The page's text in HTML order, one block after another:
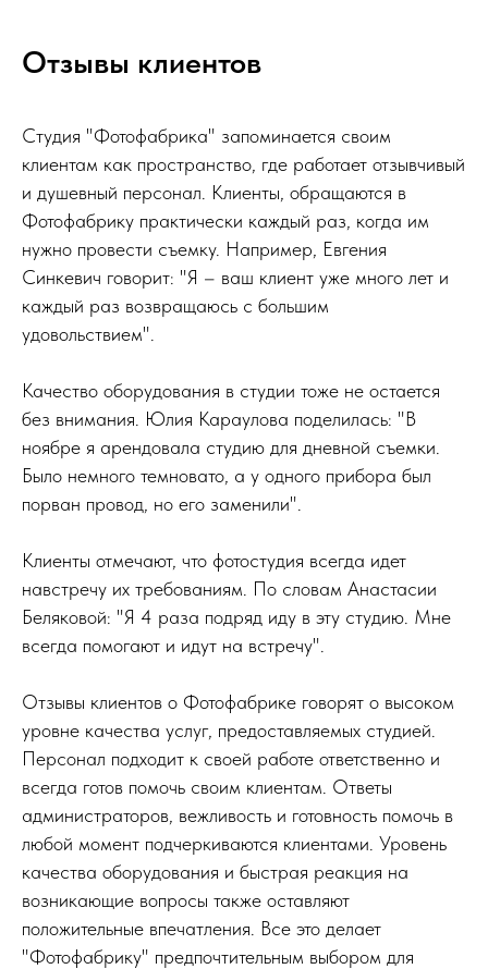
Отзывы клиентов
Студия "Фотофабрика" запоминается своим
клиентам как пространство, где работает отзывчивый
и душевный персонал. Клиенты, обращаются в
Фотофабрику практически каждый раз, когда им
нужно провести съемку. Например, Евгения
Синкевич говорит: "Я – ваш клиент уже много лет и
каждый раз возвращаюсь с большим
удовольствием".
Качество оборудования в студии тоже не остается
без внимания. Юлия Караулова поделилась: "В
ноябре я арендовала студию для дневной съемки.
Было немного темновато, а у одного прибора был
порван провод, но его заменили".
Клиенты отмечают, что фотостудия всегда идет
навстречу их требованиям. По словам Анастасии
Беляковой: "Я 4 раза подряд иду в эту студию. Мне
всегда помогают и идут на встречу".
Отзывы клиентов о Фотофабрике говорят о высоком
уровне качества услуг, предоставляемых студией.
Персонал подходит к своей работе ответственно и
всегда готов помочь своим клиентам. Ответы
администраторов, вежливость и готовность помочь в
любой момент подчеркиваются клиентами. Уровень
качества оборудования и быстрая реакция на
возникающие вопросы также оставляют
положительные впечатления. Все это делает
"Фотофабрику" предпочтительным выбором для